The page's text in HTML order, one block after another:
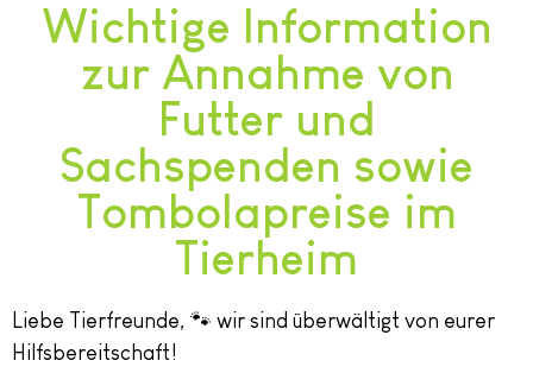
Wichtige Information
zur Annahme von
Futter und
Sachspenden sowie
Tombolapreise im
Tierheim
Liebe Tierfreunde, 🐾 wir sind überwältigt von eurer
Hilfsbereitschaft!